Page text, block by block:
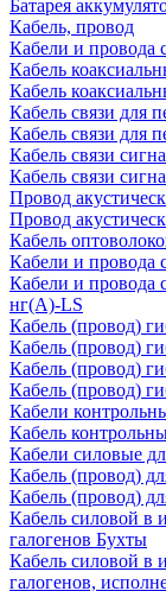
Батарея
Кабель, провод
Кабели и провода
Кабель
Кабель
Кабель связи для
Кабель связи для
Кабель связи
Кабель связи
Провод
Провод
Кабель
Кабели и провода
Кабели и провода
нг(А)-LS
Кабель (провод)
Кабель (провод)
Кабель (провод)
Кабель (провод)
Кабели
Кабель
Кабели силовые
Кабель (провод)
Кабель (провод)
Кабель силовой в
галогенов Бухты
Кабель силовой в
галогенов,